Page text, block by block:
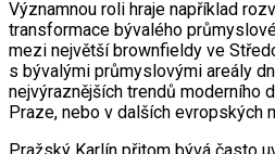
Významnou roli hraje například
transformace bývalého
mezi největší brownfieldy ve
s bývalými průmyslovými areály
nejvýraznějších trendů moderního
Praze, nebo v dalších evropských